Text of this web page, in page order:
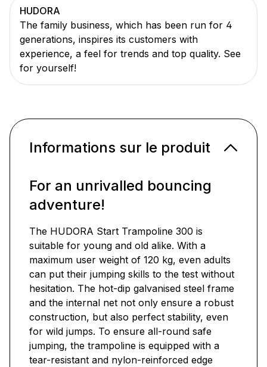
HUDORA
The family business, which has been run for 4
generations, inspires its customers with
experience, a feel for trends and top quality. See
for yourself!
Informations sur le produit
For an unrivalled bouncing
adventure!
The HUDORA Start Trampoline 300 is
suitable for young and old alike. With a
maximum user weight of 120 kg, even adults
can put their jumping skills to the test without
hesitation. The hot-dip galvanised steel frame
and the internal net not only ensure a robust
construction, but also perfect stability, even
for wild jumps. To ensure all-round safe
jumping, the trampoline is equipped with a
tear-resistant and nylon-reinforced edge